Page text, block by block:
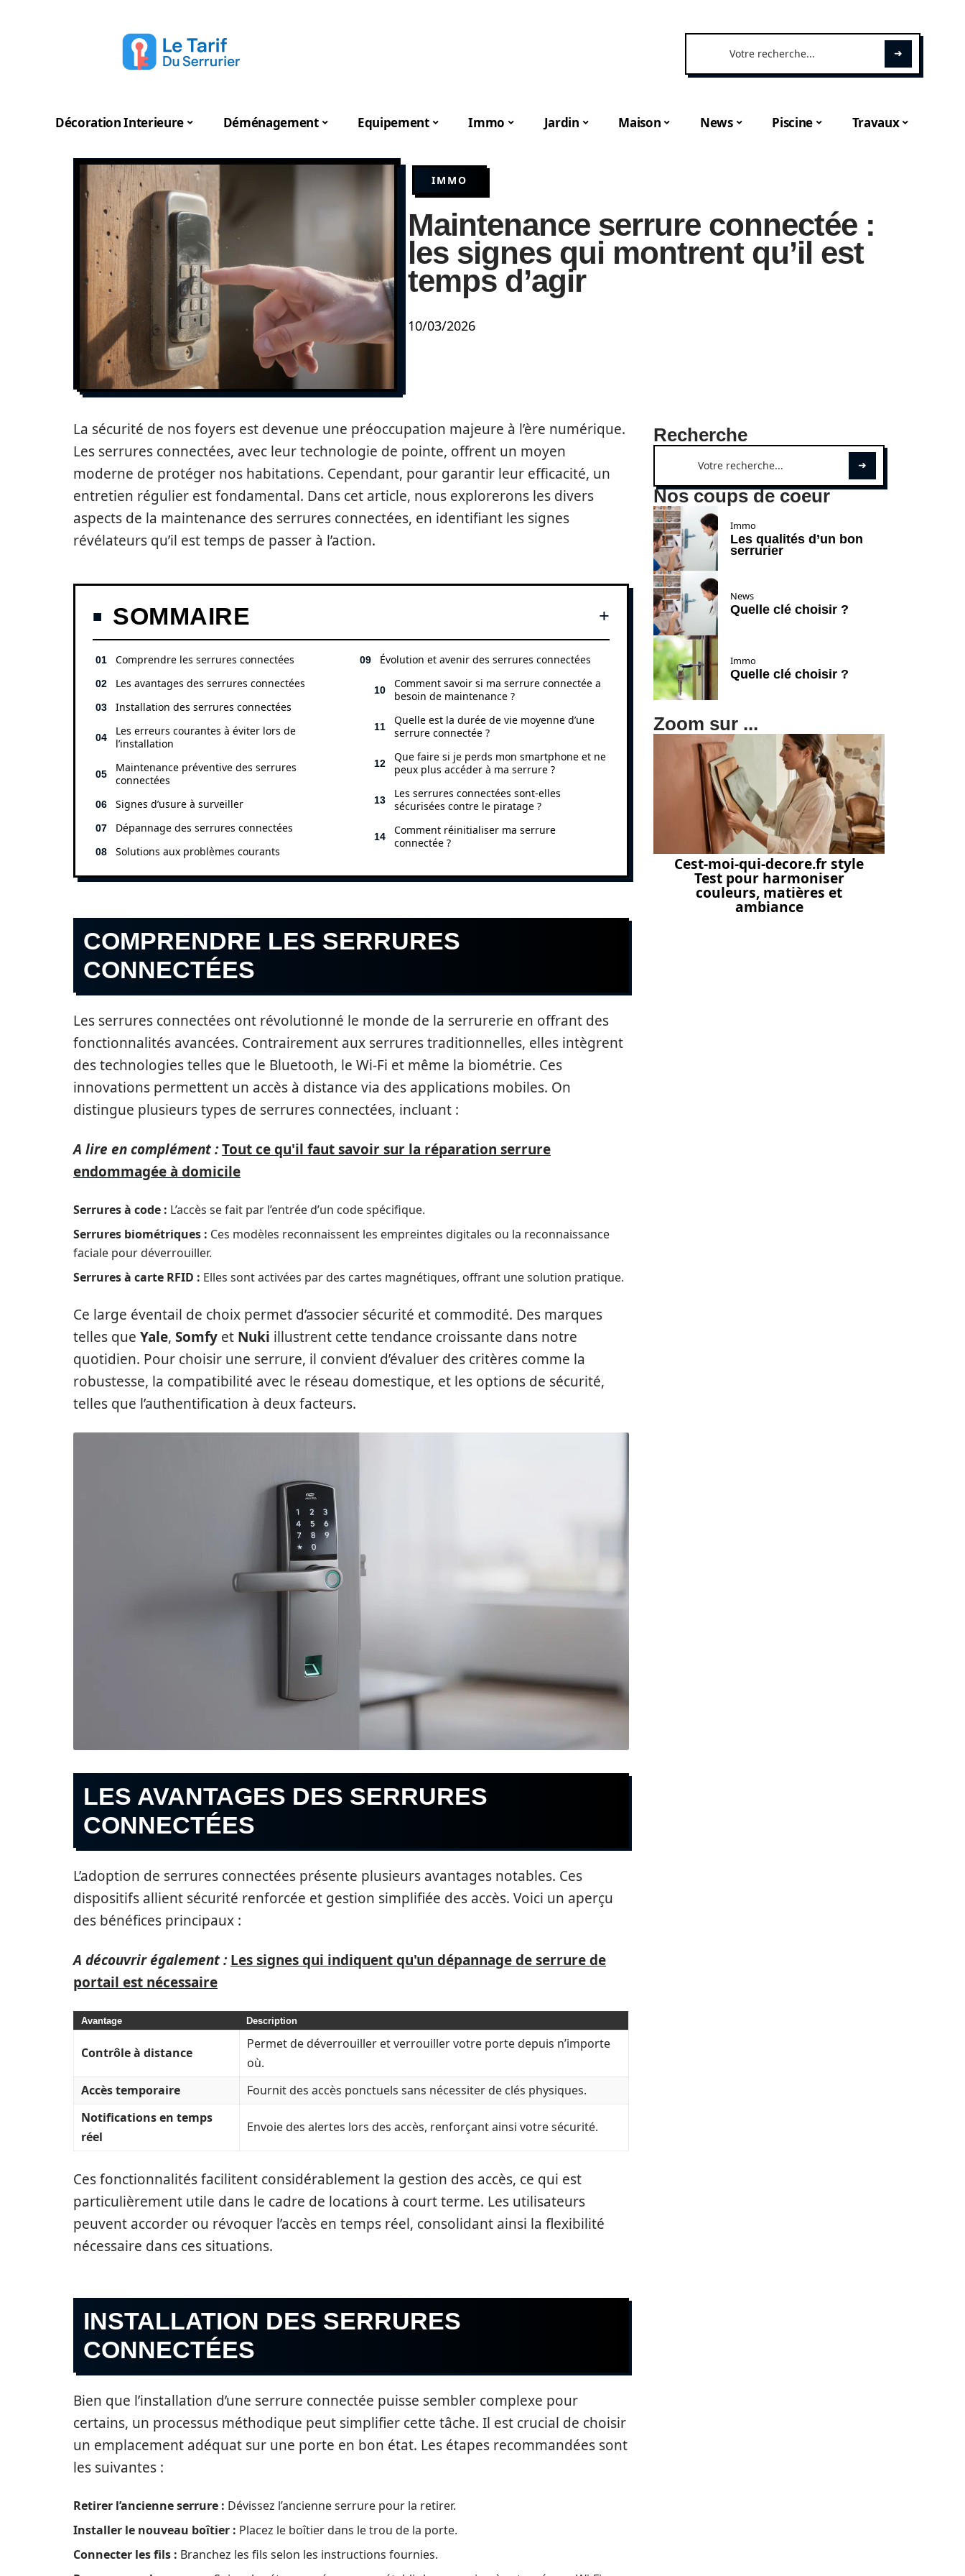
Décoration Interieure Déménagement Equipement Immo Jardin Maison News Piscine Travaux
IMMO
Maintenance serrure connectée :
les signes qui montrent qu’il est
temps d’agir
10/03/2026
La sécurité de nos foyers est devenue une préoccupation majeure à l’ère numérique.
Les serrures connectées, avec leur technologie de pointe, offrent un moyen
moderne de protéger nos habitations. Cependant, pour garantir leur efficacité, un
entretien régulier est fondamental. Dans cet article, nous explorerons les divers
aspects de la maintenance des serrures connectées, en identifiant les signes
révélateurs qu’il est temps de passer à l’action.
SOMMAIRE
Comprendre les serrures connectées
Les avantages des serrures connectées
Installation des serrures connectées
Les erreurs courantes à éviter lors de
l’installation
Maintenance préventive des serrures
connectées
Signes d’usure à surveiller
Dépannage des serrures connectées
Solutions aux problèmes courants
Évolution et avenir des serrures connectées
Comment savoir si ma serrure connectée a
besoin de maintenance ?
Quelle est la durée de vie moyenne d’une
serrure connectée ?
Que faire si je perds mon smartphone et ne
peux plus accéder à ma serrure ?
Les serrures connectées sont-elles
sécurisées contre le piratage ?
Comment réinitialiser ma serrure
connectée ?
COMPRENDRE LES SERRURES
CONNECTÉES
Les serrures connectées ont révolutionné le monde de la serrurerie en offrant des
fonctionnalités avancées. Contrairement aux serrures traditionnelles, elles intègrent
des technologies telles que le Bluetooth, le Wi-Fi et même la biométrie. Ces
innovations permettent un accès à distance via des applications mobiles. On
distingue plusieurs types de serrures connectées, incluant :
A lire en complément :Tout ce qu'il faut savoir sur la réparation serrure
endommagée à domicile
Serrures à code : L’accès se fait par l’entrée d’un code spécifique.
Serrures biométriques : Ces modèles reconnaissent les empreintes digitales ou la reconnaissance
faciale pour déverrouiller.
Serrures à carte RFID : Elles sont activées par des cartes magnétiques, offrant une solution pratique.
Ce large éventail de choix permet d’associer sécurité et commodité. Des marques
telles que Yale, Somfy et Nuki illustrent cette tendance croissante dans notre
quotidien. Pour choisir une serrure, il convient d’évaluer des critères comme la
robustesse, la compatibilité avec le réseau domestique, et les options de sécurité,
telles que l’authentification à deux facteurs.
LES AVANTAGES DES SERRURES
CONNECTÉES
L’adoption de serrures connectées présente plusieurs avantages notables. Ces
dispositifs allient sécurité renforcée et gestion simplifiée des accès. Voici un aperçu
des bénéfices principaux :
A découvrir également : Les signes qui indiquent qu'un dépannage de serrure de
portail est nécessaire
Avantage Description
Contrôle à distance
Permet de déverrouiller et verrouiller votre porte depuis n’importe
où.
Accès temporaire
Fournit des accès ponctuels sans nécessiter de clés physiques.
Notifications en temps
réel
Envoie des alertes lors des accès, renforçant ainsi votre sécurité.
Ces fonctionnalités facilitent considérablement la gestion des accès, ce qui est
particulièrement utile dans le cadre de locations à court terme. Les utilisateurs
peuvent accorder ou révoquer l’accès en temps réel, consolidant ainsi la flexibilité
nécessaire dans ces situations.
INSTALLATION DES SERRURES
CONNECTÉES
Bien que l’installation d’une serrure connectée puisse sembler complexe pour
certains, un processus méthodique peut simplifier cette tâche. Il est crucial de choisir
un emplacement adéquat sur une porte en bon état. Les étapes recommandées sont
les suivantes :
Retirer l’ancienne serrure : Dévissez l’ancienne serrure pour la retirer.
Installer le nouveau boîtier : Placez le boîtier dans le trou de la porte.
Connecter les fils : Branchez les fils selon les instructions fournies.
Recherche
Nos coups de coeur
Immo
Les qualités d’un bon
serrurier
News
Quelle clé choisir ?
Immo
Quelle clé choisir ?
Zoom sur ...
Cest-moi-qui-decore.fr style
Test pour harmoniser
couleurs, matières et
ambiance